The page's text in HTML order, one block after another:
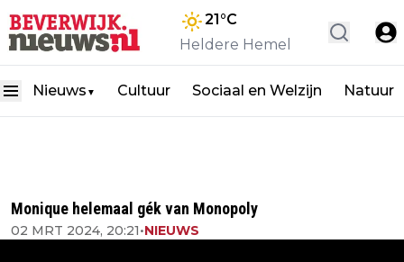
21°C
Heldere Hemel
Nieuws ▼ Cultuur Sociaal en Welzijn Natuur
Monique helemaal gék van Monopoly
02 MRT 2024, 20:21•NIEUWS